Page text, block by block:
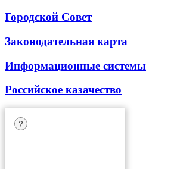
Городской Совет
Законодательная карта
Информационные системы
Российское казачество
?